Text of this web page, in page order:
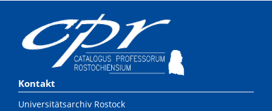
Kontakt
Universitätsarchiv Rostock